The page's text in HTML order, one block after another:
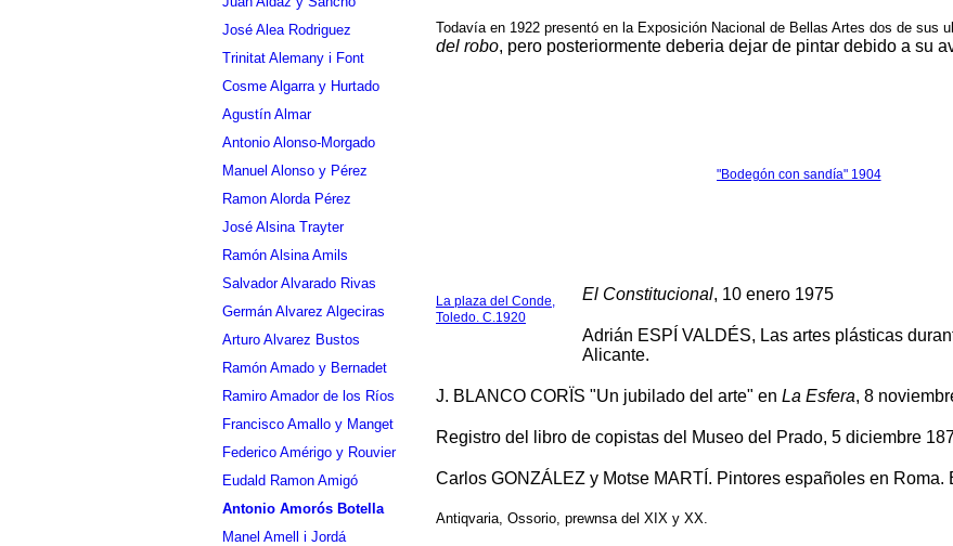
José Alea Rodriguez
Trinitat Alemany i Font
Cosme Algarra y Hurtado
Agustín Almar
Antonio Alonso-Morgado
Manuel Alonso y Pérez
Ramon Alorda Pérez
José Alsina Trayter
Ramón Alsina Amils
Salvador Alvarado Rivas
Germán Alvarez Algeciras
Arturo Alvarez Bustos
Ramón Amado y Bernadet
Ramiro Amador de los Ríos
Francisco Amallo y Manget
Federico Amérigo y Rouvier
Eudald Ramon Amigó
Antonio Amorós Botella
Manel Amell i Jordá
Todavía en 1922 presentó en la Exposición Nacional de Bellas Artes dos de sus
del robo, pero posteriormente deberia dejar de pintar debido a su
"Bodegón con sandía" 1904
La plaza del Conde,
Toledo. C.1920
El Constitucional, 10 enero 1975
Adrián ESPÍ VALDÉS, Las artes plásticas
Alicante.
J. BLANCO CORÏS "Un jubilado del arte" en La Esfera, 8
Registro del libro de copistas del Museo del Prado, 5 diciembre
Carlos GONZÁLEZ y Motse MARTÍ. Pintores españoles en Roma.
Antiqvaria, Ossorio, prewnsa del XIX y XX.